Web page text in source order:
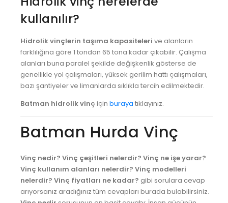
kullanılır?
Hidrolik vinçlerin taşıma kapasiteleri ve alanların
farklılığına göre 1 tondan 65 tona kadar çıkabilir. Çalışma
alanları buna paralel şekilde değişkenlik gösterse de
genellikle yol çalışmaları, yüksek gerilim hattı çalışmaları,
bazı şantiyeler ve limanlarda sıklıkla tercih edilmektedir.
Batman hidrolik vinç için buraya tıklayınız.
Batman Hurda Vinç
Vinç nedir? Vinç çeşitleri nelerdir? Vinç ne işe yarar?
Vinç kullanım alanları nelerdir? Vinç modelleri
nelerdir? Vinç fiyatları ne kadar? gibi sorulara cevap
arıyorsanız aradığınız tüm cevapları burada bulabilirsiniz.